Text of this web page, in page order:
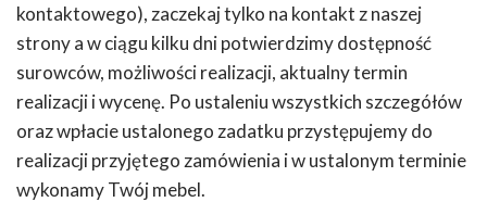
kontaktowego), zaczekaj tylko na kontakt z naszej
strony a w ciągu kilku dni potwierdzimy dostępność
surowców, możliwości realizacji, aktualny termin
realizacji i wycenę. Po ustaleniu wszystkich szczegółów
oraz wpłacie ustalonego zadatku przystępujemy do
realizacji przyjętego zamówienia i w ustalonym terminie
wykonamy Twój mebel.